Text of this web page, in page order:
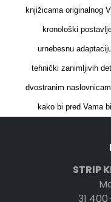
knjižicama originalnog
kronološki
urnebesnu
tehnički zanimljivih
dvostranim
kako bi pred Vama
STRIP
31